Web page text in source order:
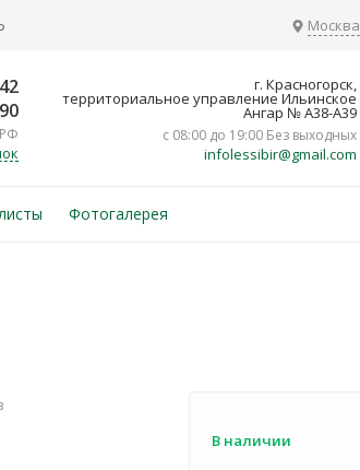
Москва
г. Красногорск,
территориальное управление Ильинское
Ангар № А38-А39
с 08:00 до 19:00 Без выходных
infolessibir@gmail.com
Фотогалерея
В наличии